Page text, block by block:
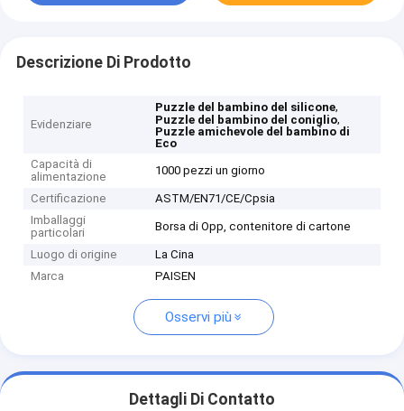
Descrizione Di Prodotto
Evidenziare
Puzzle del bambino del silicone,
Puzzle del bambino del coniglio,
Puzzle amichevole del bambino di
Eco
Capacità di
alimentazione
1000 pezzi un giorno
Certificazione
ASTM/EN71/CE/Cpsia
Imballaggi
particolari
Borsa di Opp, contenitore di cartone
Luogo di origine
La Cina
Marca
PAISEN
Osservi più
Dettagli Di Contatto